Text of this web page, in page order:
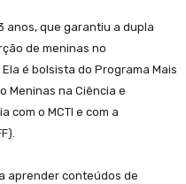
anos, que garantiu a dupla
de meninas no
é bolsista do Programa Mais
Meninas na Ciência e
com o MCTI e com a
aprender conteúdos de